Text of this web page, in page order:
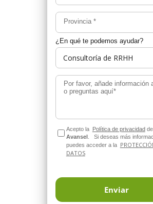
Provincia *
¿En qué te podemos ayudar?
Por favor, añade información
o preguntas aquí*
Acepto la Política de privacidad de
Avansel
Si deseas más
puedes acceder a la
DATOS